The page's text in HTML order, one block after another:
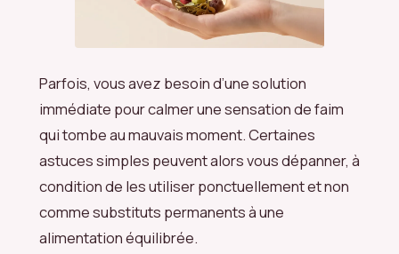
Parfois, vous avez besoin d’une solution
immédiate pour calmer une sensation de faim
qui tombe au mauvais moment. Certaines
astuces simples peuvent alors vous dépanner, à
condition de les utiliser ponctuellement et non
comme substituts permanents à une
alimentation équilibrée.